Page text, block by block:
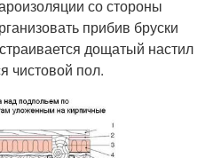
со стороны
прибив бруски
дощатый настил
чистовой пол.